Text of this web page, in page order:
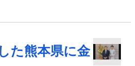
た熊本県に金